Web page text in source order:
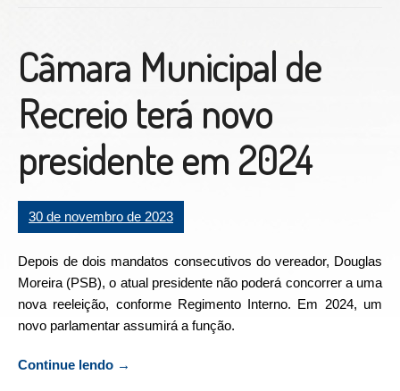
Câmara Municipal de
Recreio terá novo
presidente em 2024
30 de novembro de 2023
Depois de dois mandatos consecutivos do vereador, Douglas
Moreira (PSB), o atual presidente não poderá concorrer a uma
nova reeleição, conforme Regimento Interno. Em 2024, um
novo parlamentar assumirá a função.
Continue lendo “Câmara Municipal de Recreio terá novo
→